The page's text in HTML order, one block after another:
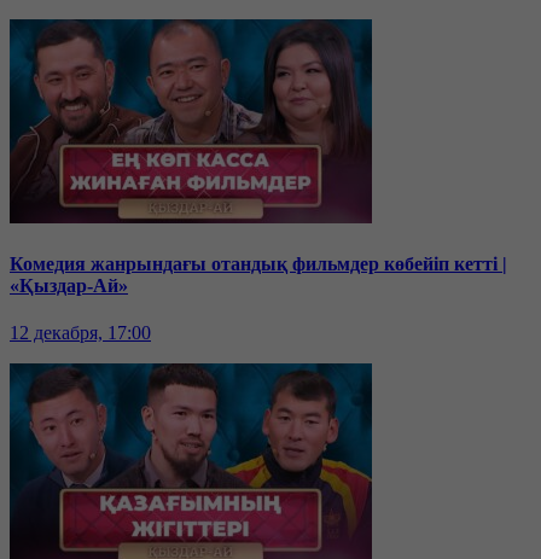
Комедия жанрындағы отандық фильмдер көбейіп кетті |
«Қыздар-Ай»
12 декабря, 17:00